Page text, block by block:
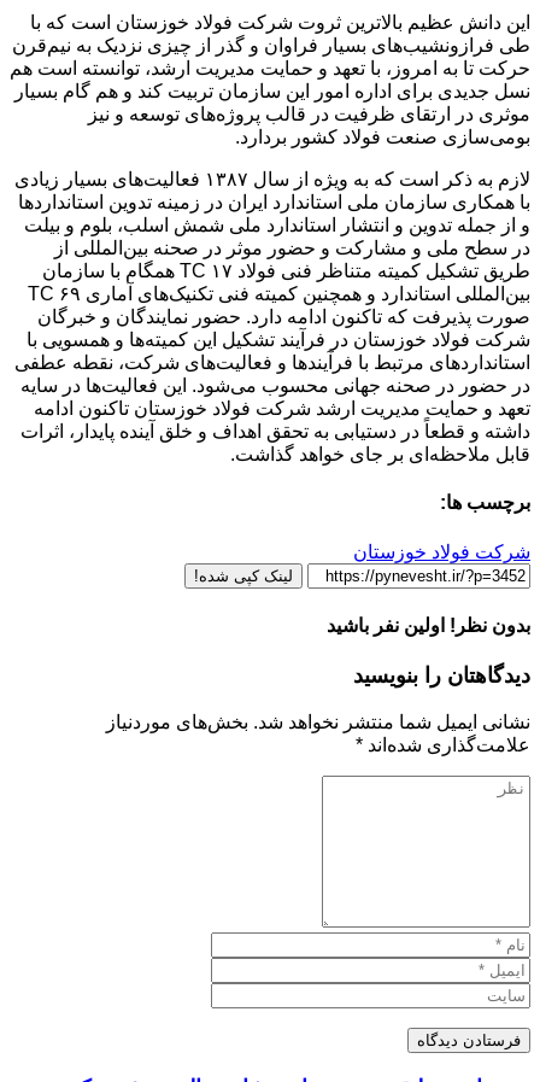
این دانش عظیم بالاترین ثروت شرکت فولاد خوزستان است که با
طی فرازونشیب‌های بسیار فراوان و گذر از چیزی نزدیک به نیم‌قرن
حرکت تا به امروز، با تعهد و حمایت مدیریت ارشد، توانسته است هم
نسل جدیدی برای اداره امور این سازمان تربیت کند و هم گام بسیار
موثری در ارتقای ظرفیت در قالب پروژه‌های توسعه و نیز
بومی‌سازی صنعت فولاد کشور بردارد.
لازم به ذکر است که به ویژه از سال ۱۳۸۷ فعالیت‌های بسیار زیادی
با همکاری سازمان ملی استاندارد ایران در زمینه تدوین استانداردها
و از جمله تدوین و انتشار استاندارد ملی شمش اسلب، بلوم و بیلت
در سطح ملی و مشارکت و حضور موثر در صحنه بین‌المللی از
طریق تشکیل کمیته متناظر فنی فولاد TC ۱۷ همگام با سازمان
بین‌المللی استاندارد و همچنین کمیته فنی تکنیک‌های آماری TC ۶۹
صورت پذیرفت که تاکنون ادامه دارد. حضور نمایندگان و خبرگان
شرکت فولاد خوزستان در فرآیند تشکیل این کمیته‌ها و همسویی با
استانداردهای مرتبط با فرآیندها و فعالیت‌های شرکت، نقطه عطفی
در حضور در صحنه جهانی محسوب می‌شود. این فعالیت‌ها در سایه
تعهد و حمایت مدیریت ارشد شرکت فولاد خوزستان تاکنون ادامه
داشته و قطعاً در دستیابی به تحقق اهداف و خلق آینده پایدار، اثرات
قابل ملاحظه‌ای بر جای خواهد گذاشت.
برچسب ها:
شرکت فولاد خوزستان
لینک کپی شده!
بدون نظر! اولین نفر باشید
دیدگاهتان را بنویسید
نشانی ایمیل شما منتشر نخواهد شد. بخش‌های موردنیاز
علامت‌گذاری شده‌اند *